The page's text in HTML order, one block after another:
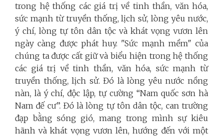
trong hệ thống các giá trị về tinh thần, văn hóa,
sức mạnh từ truyền thống, lịch sử, lòng yêu nước,
ý chí, lòng tự tôn dân tộc và khát vọng vươn lên
ngày càng được phát huy. "Sức mạnh mềm" của
chúng ta được cất giữ và biểu hiện trong hệ thống
các giá trị về tinh thần, văn hóa, sức mạnh từ
truyền thống, lịch sử. Đó là lòng yêu nước nồng
nàn, là ý chí, độc lập, tự cường “Nam quốc sơn hà
Nam đế cư”. Đó là lòng tự tôn dân tộc, can trường
đạp bằng sóng gió, mang trong mình sự kiêu
hãnh và khát vọng vươn lên, hướng đến với một